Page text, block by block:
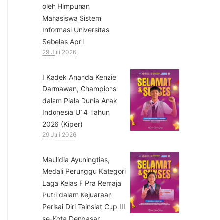
oleh Himpunan
Mahasiswa Sistem
Informasi Universitas
Sebelas April
29 Juli 2026
⁠I Kadek Ananda Kenzie
Darmawan, Champions
dalam Piala Dunia Anak
Indonesia U14 Tahun
2026 (Kiper)
29 Juli 2026
⁠Maulidia Ayuningtias,
Medali Perunggu Kategori
Laga Kelas F Pra Remaja
Putri dalam Kejuaraan
Perisai Diri Tainsiat Cup III